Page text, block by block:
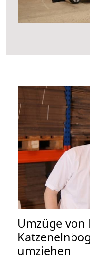
Umzüge von
umziehen